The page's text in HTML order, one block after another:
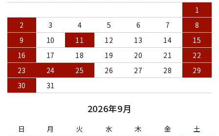
1
2
3 4 5 6 7
8
9
10 11 12 13 14
15
16
17 18 19 20 21
22
23
24 25 26 27 28
29
30
31
2026年9月
日 月 火 水 木 金
土